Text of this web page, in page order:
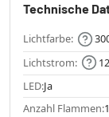
Technische
Lichtfarbe:
Lichtstrom:
LED:Ja
Anzahl Flammen:1